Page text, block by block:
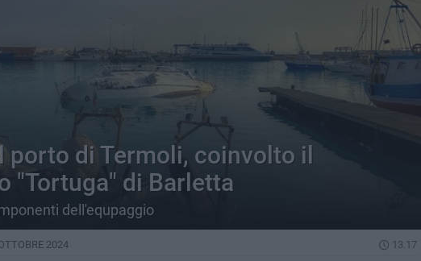
porto di Termoli, coinvolto il
"Tortuga" di Barletta
dell'equpaggio
2024 13.17